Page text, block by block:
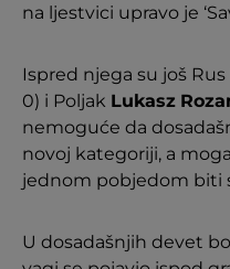
na ljestvici upravo je
Ispred njega su još Rus
0) i Poljak Lukasz
nemoguće da
novoj kategoriji, a
jednom pobjedom biti
U dosadašnjih devet